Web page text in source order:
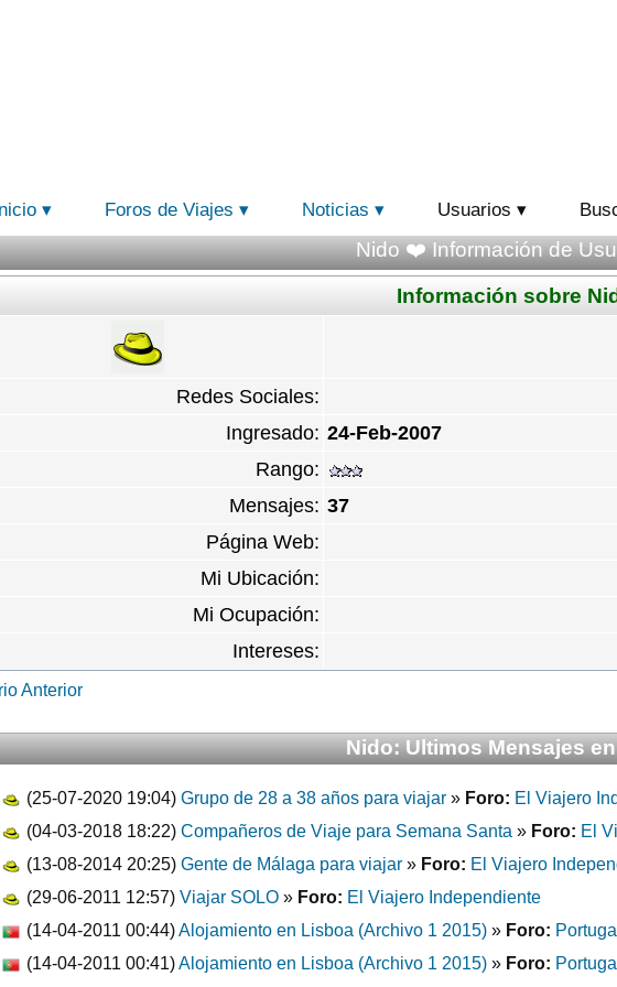
Foros de Viajes Noticias Usuarios
Nido ❤️ Información de
Información sobre
Redes Sociales:
Ingresado: 24-Feb-2007
Rango:
Mensajes: 37
Página Web:
Mi Ubicación:
Mi Ocupación:
Intereses:
Anterior
Nido: Ultimos Mensajes
(25-07-2020 19:04) Grupo de 28 a 38 años para viajar » Foro: El Viajero
(04-03-2018 18:22) Compañeros de Viaje para Semana Santa » Foro: El
(13-08-2014 20:25) Gente de Málaga para viajar » Foro: El Viajero
(29-06-2011 12:57) Viajar SOLO » Foro: El Viajero Independiente
(14-04-2011 00:44)Alojamiento en Lisboa (Archivo 1 2015) » Foro: Portugal
(14-04-2011 00:41)Alojamiento en Lisboa (Archivo 1 2015) » Foro: Portugal